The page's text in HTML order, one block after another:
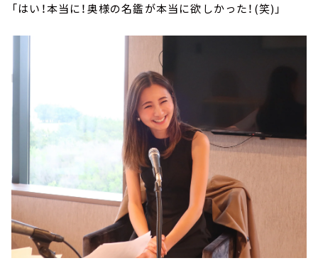
「はい！本当に！奥様の名鑑が本当に欲しかった！(笑)」